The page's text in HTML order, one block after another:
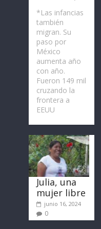
*Las infancias
también
migran. Su
paso por
México
aumenta año
con año.
Fueron 149 mil
cruzando la
frontera a
EEUU
Julia, una
mujer libre
junio 16, 2024
0